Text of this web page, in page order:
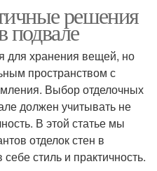
решения
подвале
для хранения вещей, но
пространством с
Выбор отделочных
должен учитывать не
В этой статье мы
отделок стен в
стиль и практичность.